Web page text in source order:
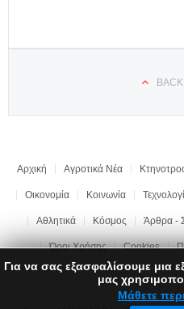
Αρχική Αγροτικά Νέα
Οικονομία Κοινωνία
Αθλητικά Κόσμος Άρθρα -
Όροι Χρήσης Cookies
Για να σας εξασφαλίσουμε μια
μας
Μάθετε